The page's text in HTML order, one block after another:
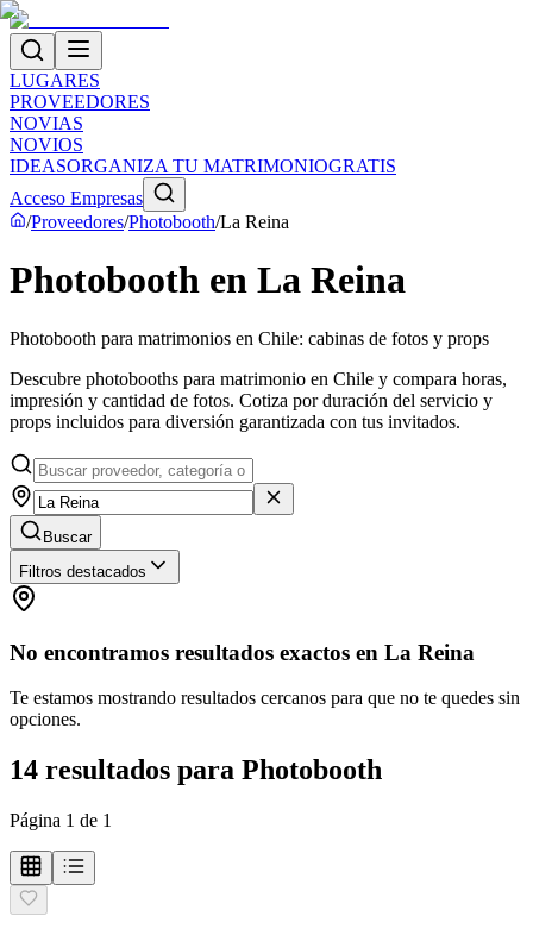
LUGARES
PROVEEDORES
NOVIAS
NOVIOS
IDEASORGANIZA TU MATRIMONIOGRATIS
Acceso Empresas
/Proveedores/Photobooth/La Reina
Photobooth en La Reina
Photobooth para matrimonios en Chile: cabinas de fotos y props
Descubre photobooths para matrimonio en Chile y compara horas,
impresión y cantidad de fotos. Cotiza por duración del servicio y
props incluidos para diversión garantizada con tus invitados.
Buscar
Filtros destacados
No encontramos resultados exactos en La Reina
Te estamos mostrando resultados cercanos para que no te quedes sin
opciones.
14 resultados para Photobooth
Página 1 de 1